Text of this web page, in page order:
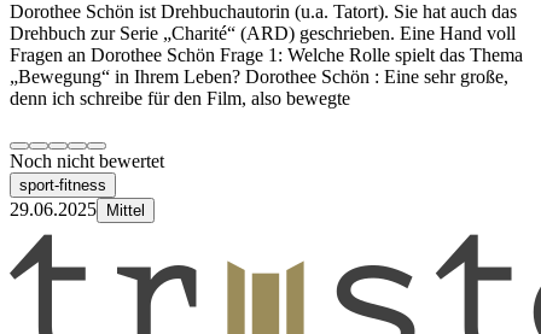
Dorothee Schön ist Drehbuchautorin (u.a. Tatort). Sie hat auch das
Drehbuch zur Serie „Charité“ (ARD) geschrieben. Eine Hand voll
Fragen an Dorothee Schön Frage 1: Welche Rolle spielt das Thema
„Bewegung“ in Ihrem Leben? Dorothee Schön : Eine sehr große,
denn ich schreibe für den Film, also bewegte
Noch nicht bewertet
sport-fitness
29.06.2025 Mittel